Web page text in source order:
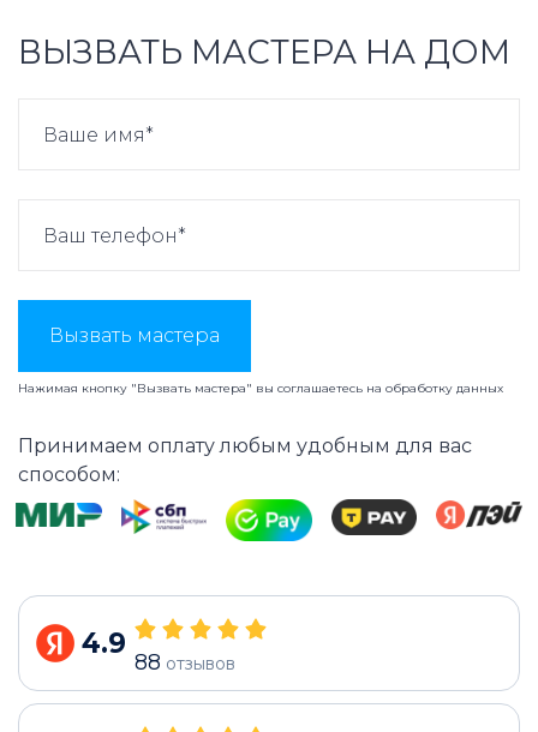
ВЫЗВАТЬ МАСТЕРА НА ДОМ
Вызвать мастера
Нажимая кнопку "Вызвать мастера" вы соглашаетесь на обработку данных
Принимаем оплату любым удобным для вас
способом:
4.9
88 отзывов